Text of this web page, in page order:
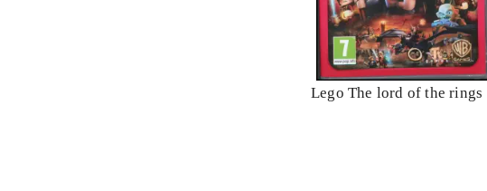
Lego The lord of the rings